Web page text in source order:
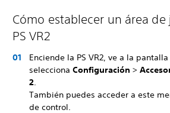
Cómo establecer un área
PS VR2
Enciende la PS VR2, ve a la
selecciona Configuración >
2.
También puedes acceder a este
de control.